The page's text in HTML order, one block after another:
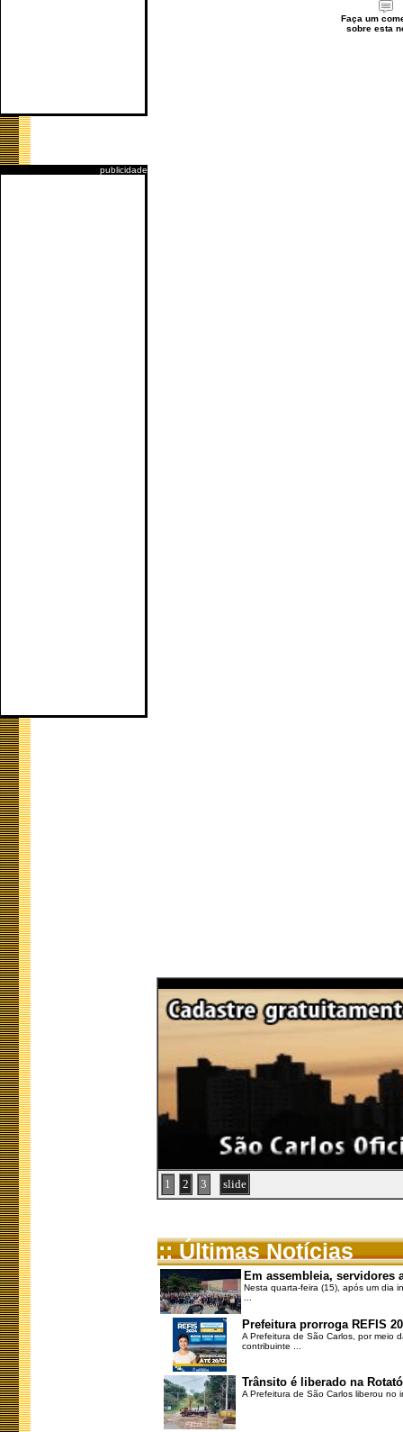
publicidade
Faça um
sobre esta
1 2 3 slide
:: Últimas Notícias
Em assembleia, servidores
Nesta quarta-feira (15), após um dia
Prefeitura prorroga REFIS
A Prefeitura de São Carlos, por meio
contribuinte ...
Trânsito é liberado na
A Prefeitura de São Carlos liberou